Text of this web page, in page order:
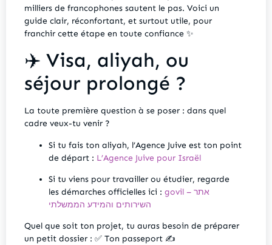
milliers de francophones sautent le pas. Voici un
guide clair, réconfortant, et surtout utile, pour
franchir cette étape en toute confiance ✨
✈️ Visa, aliyah, ou
séjour prolongé ?
La toute première question à se poser : dans quel
cadre veux-tu venir ?
Si tu fais ton aliyah, l’Agence Juive est ton point
de départ : L’Agence Juive pour Israël
Si tu viens pour travailler ou étudier, regarde
les démarches officielles ici : govil – אתר
השירותים והמידע הממשלתי
Quel que soit ton projet, tu auras besoin de préparer
un petit dossier : ✅ Ton passeport ✍️